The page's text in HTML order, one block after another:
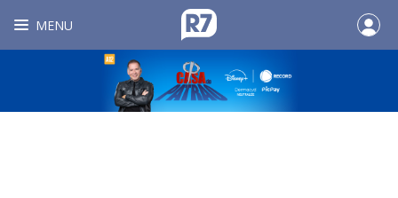
MENU